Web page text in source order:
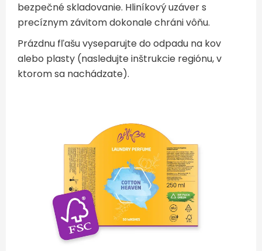
bezpečné skladovanie. Hliníkový uzáver s
precíznym závitom dokonale chráni vôňu.
Prázdnu fľašu vyseparujte do odpadu na kov
alebo plasty (nasledujte inštrukcie regiónu, v
ktorom sa nachádzate).